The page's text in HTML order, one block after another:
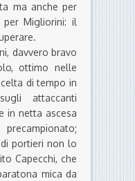
ma anche per
Migliorini: il
davvero bravo
ottimo nelle
di tempo in
attaccanti
in netta ascesa
portieri non lo
Capecchi, che
mica da